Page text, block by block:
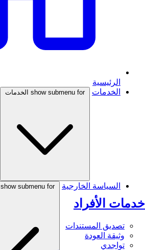
الرئيسية
الخدمات
show submenu for الخدمات
خدمات الأفراد
تصديق المستندات
وثيقة العودة
تواجدي
السياسة الخارجية show submenu for السياسة الخارجية